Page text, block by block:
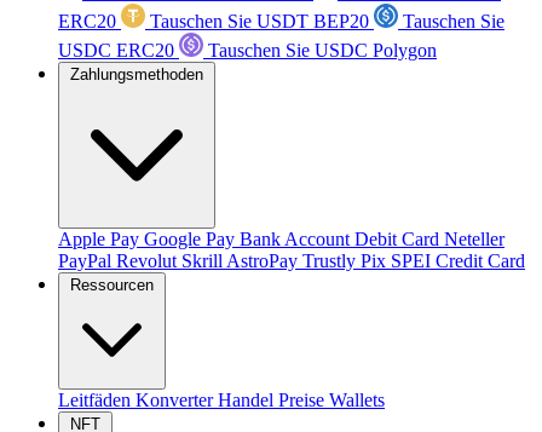
ERC20
Tauschen Sie USDT BEP20
Tauschen Sie
USDC ERC20
Tauschen Sie USDC Polygon
Zahlungsmethoden
Apple Pay Google Pay Bank Account Debit Card Neteller
PayPal Revolut Skrill AstroPay Trustly Pix SPEI Credit Card
Ressourcen
Leitfäden KonverterHandel Preise Wallets
NFT